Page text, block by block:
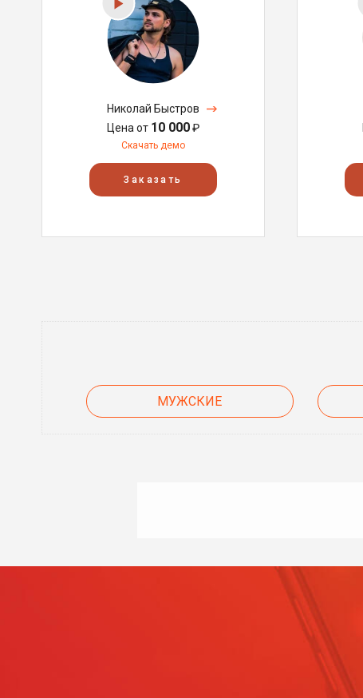
Николай Быстров
Цена от 10 000₽
Скачать демо
Заказать
МУЖСКИЕ